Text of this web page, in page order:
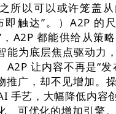
以可以或许笼盖从
即触达”。）A2P 的
A2P 都能供给从策
能为底层焦点驱动力
A2P 让内容不再是“发
推广，却不见增加。
手艺，大幅降低内容
、可优化的增加引擎